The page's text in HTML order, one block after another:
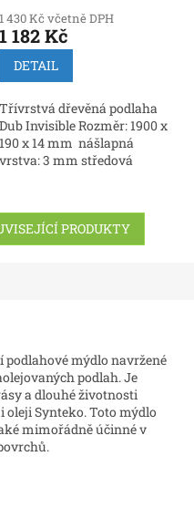
1 430 Kč včetně DPH
1 182 Kč
DETAIL
Třívrstvá dřevěná podlaha
Dub Invisible Rozměr: 1900 x
190 x 14 mm nášlapná
vrstva: 3 mm středová
střední...
PRODUKTY
podlahové mýdlo navržené
podlah. Je
a dlouhé životnosti
Synteko. Toto mýdlo
mimořádně účinné v